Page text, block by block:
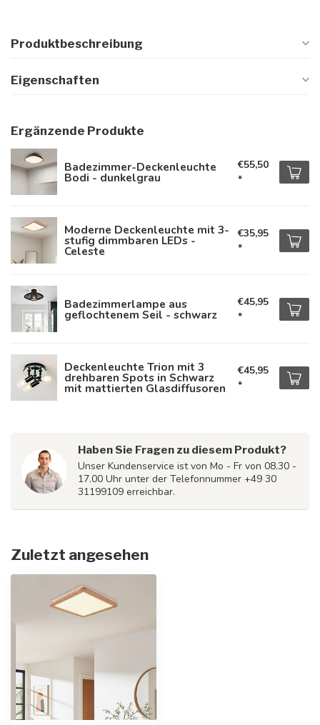
Produktbeschreibung
Eigenschaften
Ergänzende Produkte
Badezimmer-Deckenleuchte
Bodi - dunkelgrau
€55,50
*
Moderne Deckenleuchte mit 3-
stufig dimmbaren LEDs -
Celeste
€35,95
*
Badezimmerlampe aus
geflochtenem Seil - schwarz
€45,95
*
Deckenleuchte Trion mit 3
drehbaren Spots in Schwarz
mit mattierten Glasdiffusoren
€45,95
*
Haben Sie Fragen zu diesem Produkt?
Unser Kundenservice ist von Mo - Fr von 08.30 -
17.00 Uhr unter der Telefonnummer +49 30
31199109 erreichbar.
Zuletzt angesehen